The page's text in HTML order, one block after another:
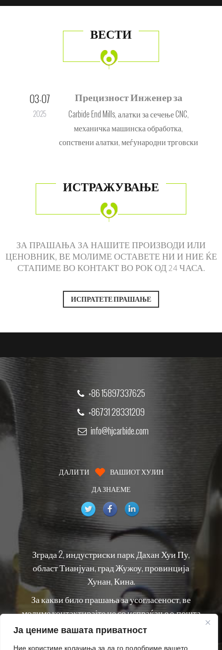
ВЕСТИ
03-07
2025
Прецизност Инженер за
вашите потреби за сечење!
Carbide End Mills, алатки за сечење CNC,
механичка машинска обработка,
сопствени алатки, меѓународни трговски
ИСТРАЖУВАЊЕ
ЗА ПРАШАЊА ЗА НАШИТЕ ПРОИЗВОДИ ИЛИ
ЦЕНОВНИК, ВЕ МОЛИМЕ ОСТАВЕТЕ НИ И НИЕ ЌЕ
СТАПИМЕ ВО КОНТАКТ ВО РОК ОД 24 ЧАСА.
ИСПРАТЕТЕ ПРАШАЊЕ
+86 15897337625
+86731 28331209
info@hjcarbide.com
ДАЛИ ТИ
ВАШИОТ ХУЈИН
ДА ЗНАЕМЕ
Зграда 2, индустриски парк Дахан Хуи Пу,
област Тианјуан, град Жужоу, провинција
Хунан, Кина.
За какви било прашања за усогласеност, ве
молиме контактирајте не со испраќање е-пошта
доinfo@hjcarbide.com
Ја цениме вашата приватност
Ние користиме колачиња за да го подобриме вашето